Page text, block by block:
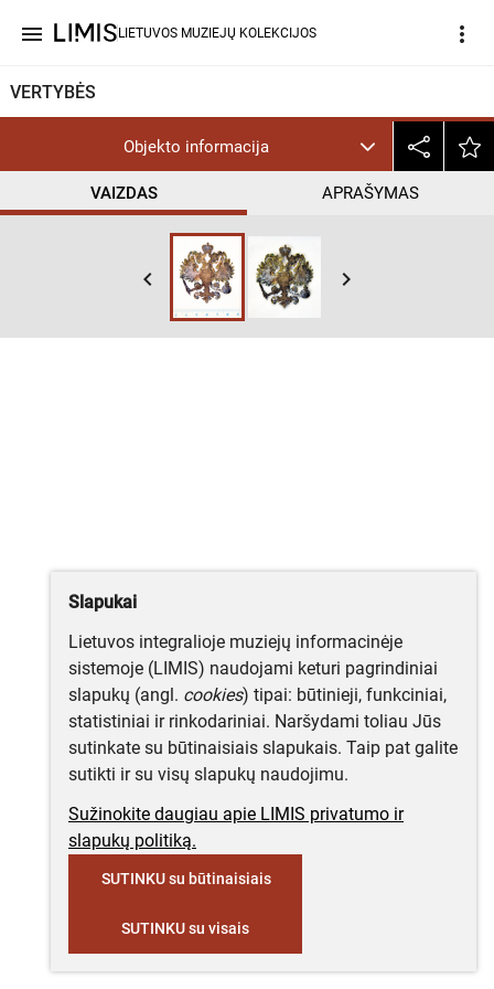
menu LIETUVOS MUZIEJŲ KOLEKCIJOS more_vert
VERTYBĖS
Objekto informacija
VAIZDAS APRAŠYMAS
keyboard_arrow_left keyboard_arrow_right
Slapukai
Lietuvos integralioje muziejų informacinėje
sistemoje (LIMIS) naudojami keturi pagrindiniai
slapukų (angl. cookies) tipai: būtinieji, funkciniai,
statistiniai ir rinkodariniai. Naršydami toliau Jūs
sutinkate su būtinaisiais slapukais. Taip pat galite
sutikti ir su visų slapukų naudojimu.
Sužinokite daugiau apie LIMIS privatumo ir
slapukų politiką.
SUTINKU su būtinaisiais
SUTINKU su visais